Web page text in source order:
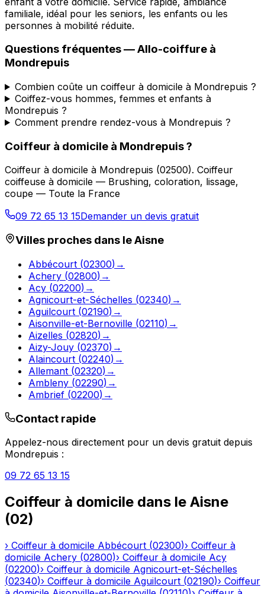
familiale, idéal pour les seniors, les enfants ou les
personnes à mobilité réduite.
Questions fréquentes —Allo-coiffure à
Mondrepuis
Combien coûte un coiffeur à domicile à Mondrepuis ?
Coiffez-vous hommes, femmes et enfants à
Mondrepuis ?
Comment prendre rendez-vous à Mondrepuis ?
Coiffeur à domicile à Mondrepuis?
Coiffeur à domicile à Mondrepuis (02500). Coiffeur
coiffeuse à domicile — Brushing, coloration, lissage,
coupe — Toute la France
09 72 65 13 15Demander un devis gratuit
Villes proches dans leAisne
Abbécourt (02300) →
Achery (02800) →
Acy (02200) →
Agnicourt-et-Séchelles (02340) →
Aguilcourt (02190) →
Aisonville-et-Bernoville (02110) →
Aizelles (02820) →
Aizy-Jouy (02370) →
Alaincourt (02240) →
Allemant (02320) →
Ambleny (02290) →
Ambrief (02200) →
Contact rapide
Appelez-nous directement pour un devis gratuit depuis
Mondrepuis :
09 72 65 13 15
Coiffeur à domicile dans le Aisne
(02)
› Coiffeur à domicile Abbécourt (02300)› Coiffeur à
domicile Achery (02800)› Coiffeur à domicile Acy
(02200)› Coiffeur à domicile Agnicourt-et-Séchelles
(02340)› Coiffeur à domicile Aguilcourt (02190)› Coiffeur